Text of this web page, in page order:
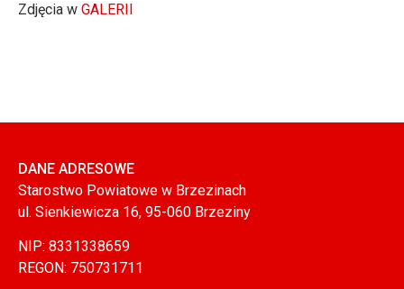
Zdjęcia w GALERII
DANE ADRESOWE
Starostwo Powiatowe w Brzezinach
ul. Sienkiewicza 16, 95-060 Brzeziny
NIP: 8331338659
REGON: 750731711